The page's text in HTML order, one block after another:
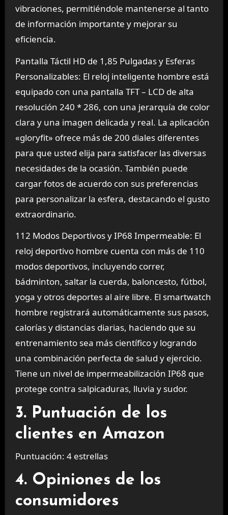
vibraciones, permitiéndole mantenerse al tanto
de información importante y mejorar su
eficiencia.
Pantalla Táctil HD de 1,85 Pulgadas y Esferas
Personalizables: El reloj inteligente hombre está
equipado con una pantalla TFT – LCD de alta
resolución 240 * 286, con una jerarquía de color
clara y una imagen delicada y real. La aplicación
«gloryfit» ofrece más de 200 diales diferentes
para que usted elija para satisfacer las diversas
necesidades de la ocasión. También puede
cargar fotos de acuerdo con sus preferencias
para personalizar la esfera, destacando el gusto
extraordinario.
112 Modos Deportivos y IP68 Impermeable: El
reloj deportivo hombre cuenta con más de 110
modos deportivos, incluyendo correr,
bádminton, saltar la cuerda, baloncesto, fútbol,
yoga y otros deportes al aire libre. El smartwatch
hombre registrará automáticamente sus pasos,
calorías y distancias diarias, haciendo que su
entrenamiento sea más científico y logrando
una combinación perfecta de salud y ejercicio.
Tiene un nivel de impermeabilización IP68 que
protege contra salpicaduras, lluvia y sudor.
3. Puntuación de los
clientes en Amazon
Puntuación: 4 estrellas
4. Opiniones de los
consumidores